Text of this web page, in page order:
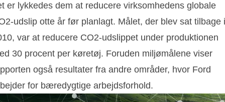
er lykkedes dem at reducere virksomhedens globale
udslip otte år før planlagt. Målet, der blev sat tilbage i
var at reducere CO2-udslippet under produktionen
30 procent per køretøj. Foruden miljømålene viser
også resultater fra andre områder, hvor Ford
for bæredygtige arbejdsforhold.